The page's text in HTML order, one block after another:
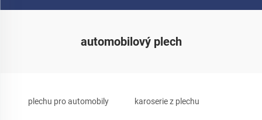
automobilový plech
plechu pro automobily karoserie z plechu